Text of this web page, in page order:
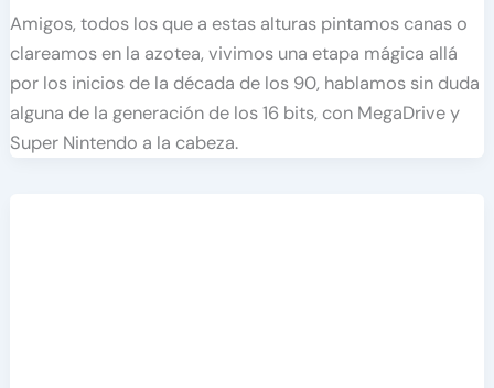
Amigos, todos los que a estas alturas pintamos canas o
clareamos en la azotea, vivimos una etapa mágica allá
por los inicios de la década de los 90, hablamos sin duda
alguna de la generación de los 16 bits, con MegaDrive y
Super Nintendo a la cabeza.